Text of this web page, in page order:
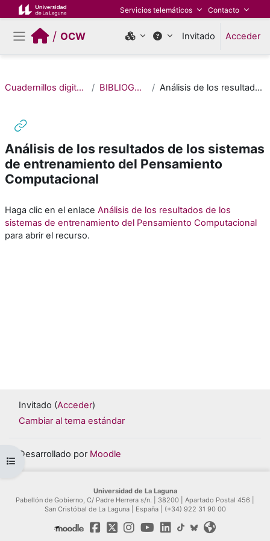
Salta al contenido principal Servicios telemáticos Contacto
Panel lateral
/OCW Invitado Acceder
Abrir índice del curso
Cuadernillos digitales de Pensamiento Computacional (Edición 2022) BIBLIOGRAFÍA / MATERIALES DE CONSULTA Análisis de los resultados de los sistemas de entrenamiento del Pensamiento Computacional
Análisis de los resultados de los sistemas
de entrenamiento del Pensamiento
Computacional
Haga clic en el enlace Análisis de los resultados de los
sistemas de entrenamiento del Pensamiento Computacional
para abrir el recurso.
Invitado (Acceder)
Cambiar al tema estándar
Desarrollado por Moodle
Universidad de La Laguna
Pabellón de Gobierno, C/ Padre Herrera s/n. | 38200 | Apartado Postal 456 |
San Cristóbal de La Laguna | España | (+34) 922 31 90 00